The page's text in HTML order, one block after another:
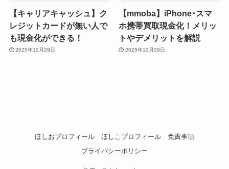
【キャリアキャッシュ】ク
レジットカードが無い人で
も現金化ができる！
2025年12月29日
【mmoba】iPhone･スマ
ホ携帯買取現金化！メリッ
トやデメリットを解説
2025年12月29日
ほしおプロフィール ほしこプロフィール
免責事項
プライバシーポリシー